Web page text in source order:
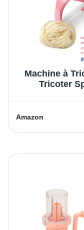
Machine à
Tricoter
Amazon